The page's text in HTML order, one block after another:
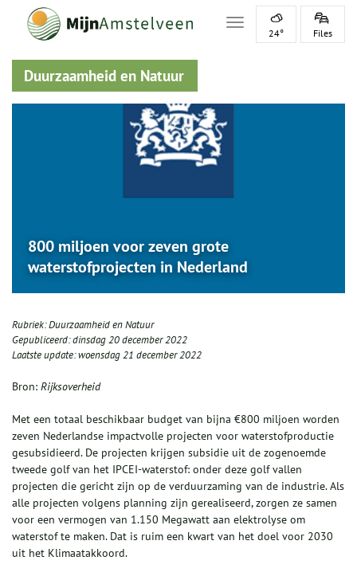
Toggle navigation
24° Files
Duurzaamheid en Natuur
800 miljoen voor zeven grote
waterstofprojecten in Nederland
Rubriek:Duurzaamheid en Natuur
Gepubliceerd:dinsdag 20 december 2022
Laatste update:woensdag 21 december 2022
Bron: Rijksoverheid
Met een totaal beschikbaar budget van bijna €800 miljoen worden
zeven Nederlandse impactvolle projecten voor waterstofproductie
gesubsidieerd. De projecten krijgen subsidie uit de zogenoemde
tweede golf van het IPCEI-waterstof: onder deze golf vallen
projecten die gericht zijn op de verduurzaming van de industrie. Als
alle projecten volgens planning zijn gerealiseerd, zorgen ze samen
voor een vermogen van 1.150 Megawatt aan elektrolyse om
waterstof te maken. Dat is ruim een kwart van het doel voor 2030
uit het Klimaatakkoord.